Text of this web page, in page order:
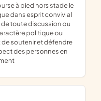
dans esprit convivial
toute discussion ou
politique ou
soutenir et défendre
des personnes en